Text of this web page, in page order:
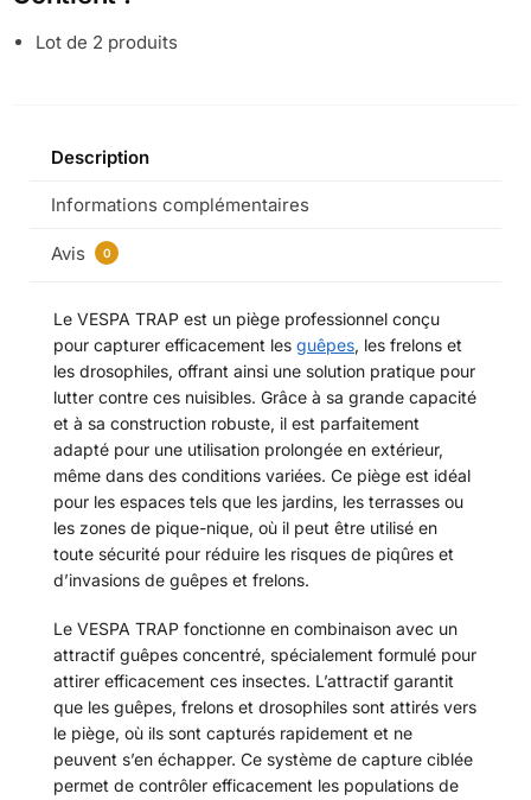
Lot de 2 produits
Description
Informations complémentaires
Avis 0
Le VESPA TRAP est un piège professionnel conçu
pour capturer efficacement les guêpes, les frelons et
les drosophiles, offrant ainsi une solution pratique pour
lutter contre ces nuisibles. Grâce à sa grande capacité
et à sa construction robuste, il est parfaitement
adapté pour une utilisation prolongée en extérieur,
même dans des conditions variées. Ce piège est idéal
pour les espaces tels que les jardins, les terrasses ou
les zones de pique-nique, où il peut être utilisé en
toute sécurité pour réduire les risques de piqûres et
d’invasions de guêpes et frelons.
Le VESPA TRAP fonctionne en combinaison avec un
attractif guêpes concentré, spécialement formulé pour
attirer efficacement ces insectes. L’attractif garantit
que les guêpes, frelons et drosophiles sont attirés vers
le piège, où ils sont capturés rapidement et ne
peuvent s’en échapper. Ce système de capture ciblée
permet de contrôler efficacement les populations de